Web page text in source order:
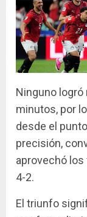
Ninguno
minutos, por
desde el
precisión,
aprovechó
4-2.
El triunfo